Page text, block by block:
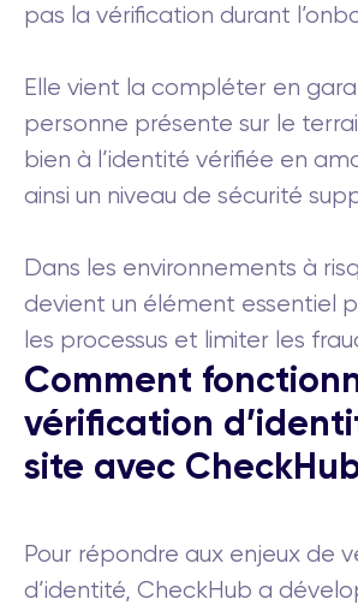
pas la vérification durant
Elle vient la compléter en
personne présente sur le
bien à l’identité vérifiée en
ainsi un niveau de sécurité
Dans les environnements à
devient un élément essentiel
les processus et limiter les
Comment
vérification
site avec
Pour répondre aux enjeux de
d’identité, CheckHub a